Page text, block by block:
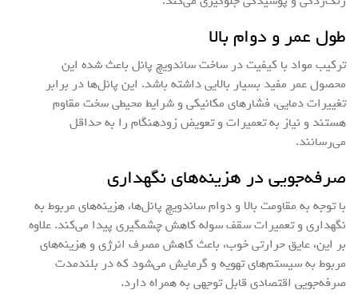
طول عمر و دوام بالا
ترکیب مواد با کیفیت در ساخت ساندویچ پانل باعث شده این
محصول عمر مفید بسیار بالایی داشته باشد. این پانل‌ها در برابر
تغییرات دمایی، فشارهای مکانیکی و شرایط محیطی سخت مقاوم
هستند و نیاز به تعمیرات و تعویض زودهنگام را به حداقل
می‌رسانند.
صرفه‌جویی در هزینه‌های نگهداری
با توجه به مقاومت بالا و دوام ساندویچ پانل‌ها، هزینه‌های مربوط به
نگهداری و تعمیرات سقف سوله کاهش چشمگیری پیدا می‌کند. علاوه
بر این، عایق حرارتی خوب، باعث کاهش مصرف انرژی و هزینه‌های
مربوط به سیستم‌های تهویه و گرمایش می‌شود که در بلندمدت
صرفه‌جویی اقتصادی قابل توجهی به همراه دارد.